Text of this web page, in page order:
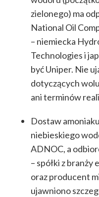
zielonego) ma
National Oil
– niemiecka
Technologies i
być Uniper. Nie
dotyczących
ani terminów
Dostaw
niebieskiego
ADNOC, a
– spółki z
oraz producent
ujawniono